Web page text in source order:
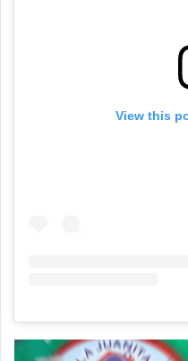
View this